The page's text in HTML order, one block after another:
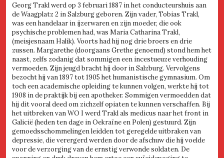
Georg Trakl werd op 3 februari 1887 in het conducteurshuis aan
de Waagplatz 2 in Salzburg geboren. Zijn vader, Tobias Trakl,
was een handelaar in ijzerwaren en zijn moeder, die ook
psychische problemen had, was Maria Catharina Trakl,
(meisjesnaam Halik). Voorts had hij nog drie broers en drie
zussen. Margarethe (doorgaans Grethe genoemd) stond hem het
naast, zelfs zodanig dat sommigen een incestueuze verhouding
vermoeden. Zijn jeugd bracht hij door in Salzburg. Vervolgens
bezocht hij van 1897 tot 1905 het humanistische gymnasium. Om
toch een academische opleiding te kunnen volgen, werkte hij tot
1908 in de praktijk bij een apotheker. Sommigen vermoedden dat
hij dit vooral deed om zichzelf opiaten te kunnen verschaffen. Bij
het uitbreken van WO I werd Trakl als medicus naar het front in
Galicië (heden ten dage in Oekraïne en Polen) gestuurd. Zijn
gemoedsschommelingen leidden tot geregelde uitbraken van
depressie, die verergerd werden door de afschuw die hij voelde
voor de verzorging van de ernstig verwonde soldaten. De